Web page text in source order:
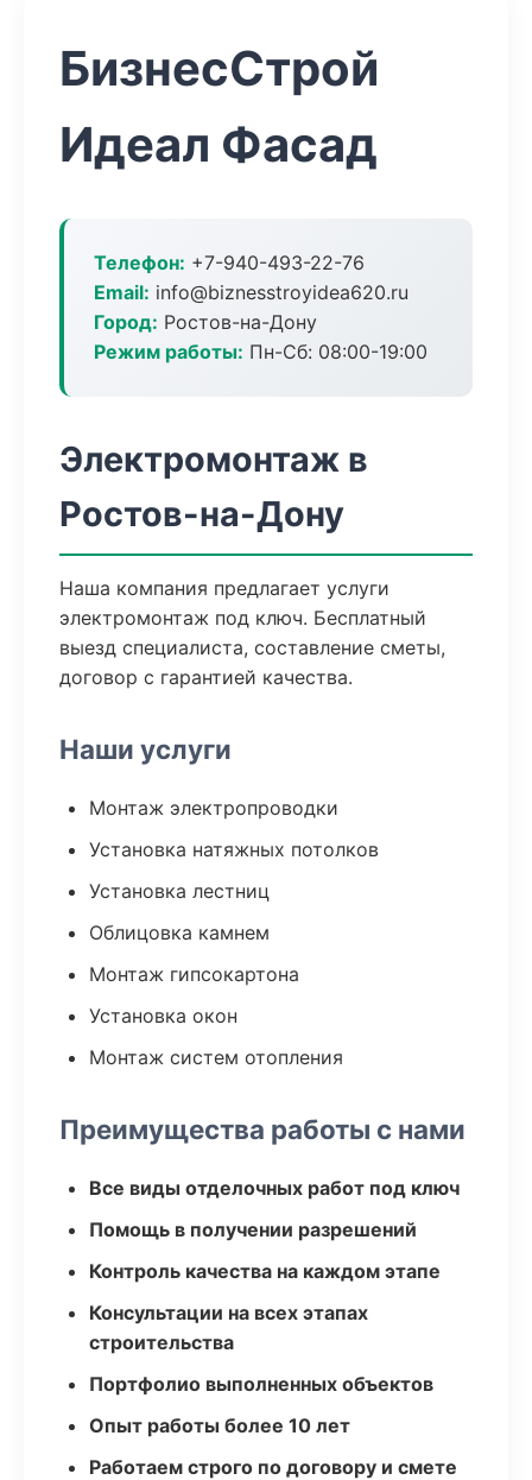
БизнесСтрой
Идеал Фасад
Телефон: +7-940-493-22-76
Email: info@biznesstroyidea620.ru
Город: Ростов-на-Дону
Режим работы: Пн-Сб: 08:00-19:00
Электромонтаж в
Ростов-на-Дону
Наша компания предлагает услуги
электромонтаж под ключ. Бесплатный
выезд специалиста, составление сметы,
договор с гарантией качества.
Наши услуги
Монтаж электропроводки
Установка натяжных потолков
Установка лестниц
Облицовка камнем
Монтаж гипсокартона
Установка окон
Монтаж систем отопления
Преимущества работы с нами
Все виды отделочных работ под ключ
Помощь в получении разрешений
Контроль качества на каждом этапе
Консультации на всех этапах
строительства
Портфолио выполненных объектов
Опыт работы более 10 лет
Работаем строго по договору и смете